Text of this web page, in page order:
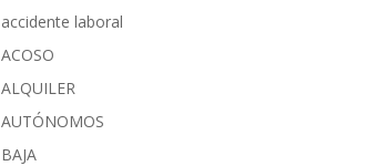
accidente laboral
ACOSO
ALQUILER
AUTÓNOMOS
BAJA